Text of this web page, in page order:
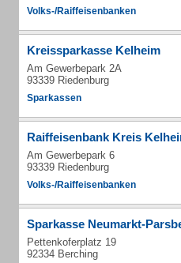
Volks-/Raiffeisenbanken
Kreissparkasse Kelheim
Am Gewerbepark 2A
93339 Riedenburg
Sparkassen
Raiffeisenbank Kreis
Am Gewerbepark 6
93339 Riedenburg
Volks-/Raiffeisenbanken
Sparkasse Neumarkt-
Pettenkoferplatz 19
92334 Berching